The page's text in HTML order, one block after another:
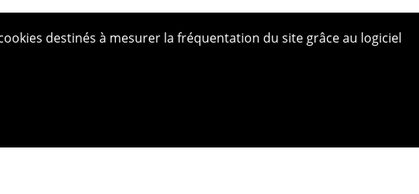
destinés à mesurer la fréquentation du site grâce au logiciel